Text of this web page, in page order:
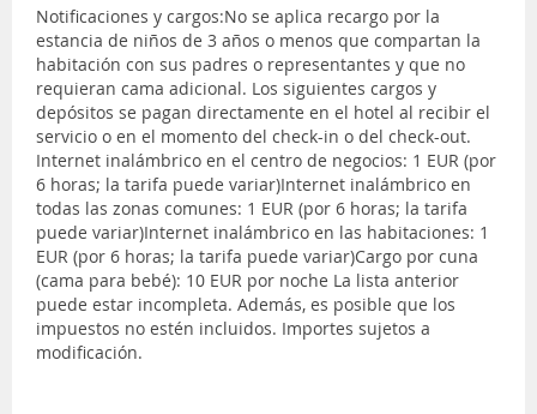
Notificaciones y cargos:No se aplica recargo por la
estancia de niños de 3 años o menos que compartan la
habitación con sus padres o representantes y que no
requieran cama adicional. Los siguientes cargos y
depósitos se pagan directamente en el hotel al recibir el
servicio o en el momento del check-in o del check-out.
Internet inalámbrico en el centro de negocios: 1 EUR (por
6 horas; la tarifa puede variar)Internet inalámbrico en
todas las zonas comunes: 1 EUR (por 6 horas; la tarifa
puede variar)Internet inalámbrico en las habitaciones: 1
EUR (por 6 horas; la tarifa puede variar)Cargo por cuna
(cama para bebé): 10 EUR por noche La lista anterior
puede estar incompleta. Además, es posible que los
impuestos no estén incluidos. Importes sujetos a
modificación.